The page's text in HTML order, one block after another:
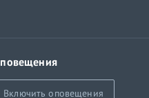
Включить оповещения